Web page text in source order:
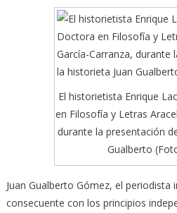
El historietista Enrique
en Filosofía y Letras
durante la presentación
Gualberto
Juan Gualberto Gómez, el
consecuente con los principios